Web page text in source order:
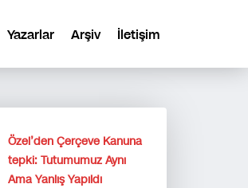
Yazarlar Arşiv İletişim
Özel’den Çerçeve Kanuna
tepki: Tutumumuz Aynı
Ama Yanlış Yapıldı